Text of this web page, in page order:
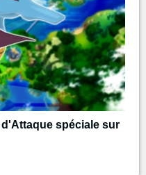
spéciale sur